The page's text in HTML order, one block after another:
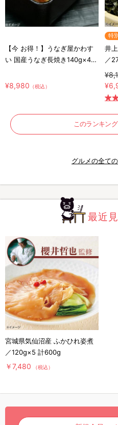
【今 お得！】うなぎ屋かわす
い 国産うなぎ長焼き140g×4尾
¥8,980 （税込）
特
井
／
このランキン
グルメの全て
最近
宮城県気仙沼産 ふかひれ姿煮
／120g×5 計600g
￥7,480 （税込）